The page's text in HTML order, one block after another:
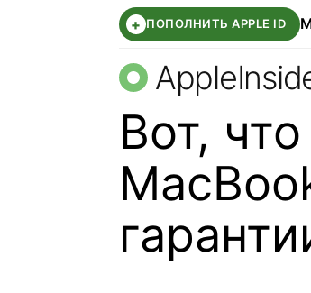
+ ПОПОЛНИТЬ APPLE ID
Вот,